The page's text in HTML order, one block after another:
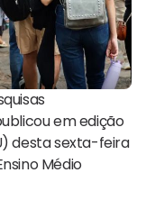
em edição
desta sexta-feira
Médio